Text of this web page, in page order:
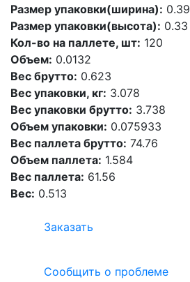
Размер упаковки(ширина): 0.39
Размер упаковки(высота): 0.33
Кол-во на паллете, шт: 120
Объем: 0.0132
Вес брутто: 0.623
Вес упаковки, кг: 3.078
Вес упаковки брутто: 3.738
Объем упаковки: 0.075933
Вес паллета брутто: 74.76
Объем паллета: 1.584
Вес паллета: 61.56
Вес: 0.513
Заказать
Сообщить о проблеме